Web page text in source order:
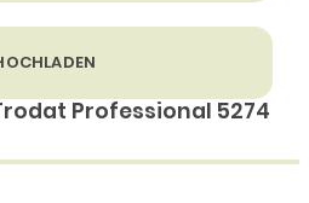
Professional 5274